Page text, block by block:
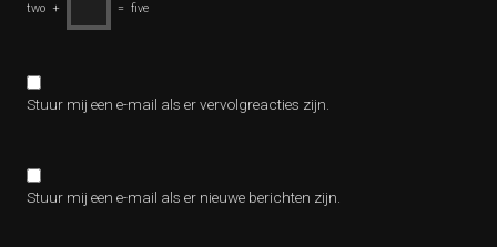
two + = five
Stuur mij een e-mail als er vervolgreacties zijn.
Stuur mij een e-mail als er nieuwe berichten zijn.